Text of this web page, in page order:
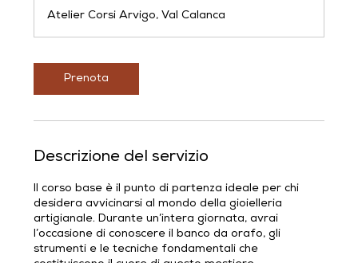
e
Atelier Corsi Arvigo, Val Calanca
Prenota
Descrizione del servizio
Il corso base è il punto di partenza ideale per chi
desidera avvicinarsi al mondo della gioielleria
artigianale. Durante un’intera giornata, avrai
l’occasione di conoscere il banco da orafo, gli
strumenti e le tecniche fondamentali che